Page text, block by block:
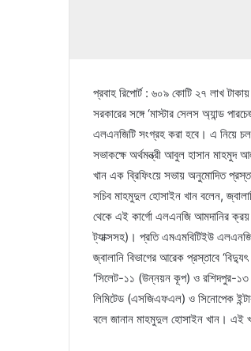
প্রবাহ রিপোর্ট : ৬০৯ কোটি ২৭ লাখ
সরকারের সঙ্গে ‘মাস্টার সেলস অ্যান্ড
এলএনজিটি সংগ্রহ করা হবে। এ নিয়ে
সভাকক্ষে অর্থমন্ত্রী আবুল হাসান মাহমুদ
খান এক ব্রিফিংয়ে সভায় অনুমোদিত
সচিব মাহমুদুল হোসাইন খান বলেন,
থেকে এই কার্গো এলএনজি আমদানির
ট্যাক্সসহ)। প্রতি এমএমবিটিইউ
জ্বালানি বিভাগের আরেক প্রস্তাবে
‘সিলেট-১১ (উন্নয়ন কূপ) ও রশিদপুর-১৩
লিমিটেড (এসজিএফএল) ও সিনোপেক
বলে জানান মাহমুদুল হোসাইন খান। এই